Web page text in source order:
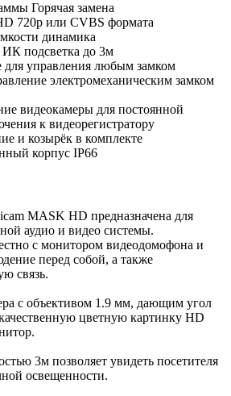
Горячая замена
720p или CVBS формата
динамика
ИК подсветка до 3м
для управления любым замком
электромеханическим замком
видеокамеры для постоянной
к видеорегистратору
и козырёк в комплекте
корпус IP66
MASK HD предназначена для
аудио и видео системы.
с монитором видеодомофона и
перед собой, а также
связь.
с объективом 1.9 мм, дающим угол
цветную картинку HD
3м позволяет увидеть посетителя
освещенности.